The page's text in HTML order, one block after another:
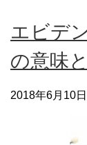
エビデ
の意味
2018年6月10日